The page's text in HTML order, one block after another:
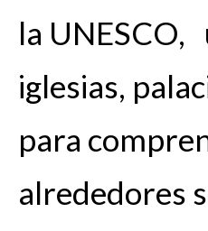
la UNESCO,
iglesias,
para
alrededores